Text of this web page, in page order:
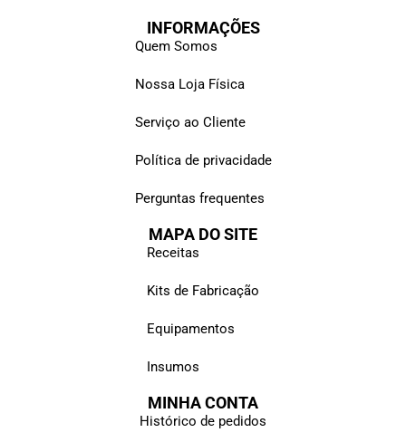
INFORMAÇÕES
Quem Somos
Nossa Loja Física
Serviço ao Cliente
Política de privacidade
Perguntas frequentes
MAPA DO SITE
Receitas
Kits de Fabricação
Equipamentos
Insumos
MINHA CONTA
Histórico de pedidos